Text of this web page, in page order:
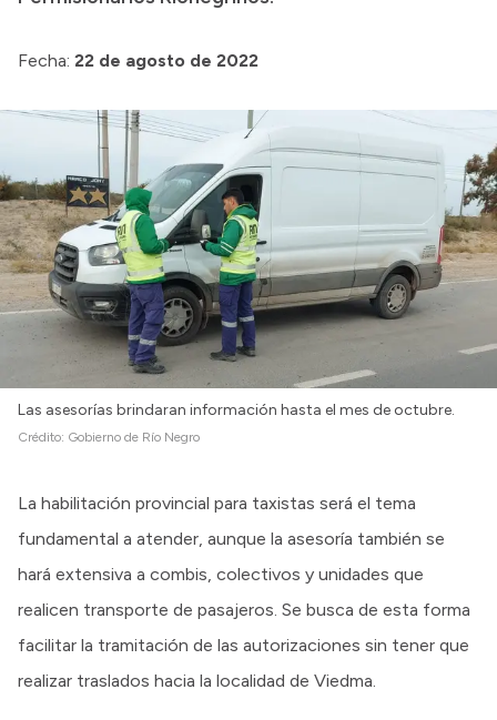
Compras y licitaciones
Consulta de expedientes
Consulta de pago a proveedores
Convocatorias
Intranet
Login
Fecha: 22 de agosto de 2022
Las asesorías brindaran información hasta el mes de octubre.
Crédito: Gobierno de Río Negro
La habilitación provincial para taxistas será el tema
fundamental a atender, aunque la asesoría también se
hará extensiva a combis, colectivos y unidades que
realicen transporte de pasajeros. Se busca de esta forma
facilitar la tramitación de las autorizaciones sin tener que
realizar traslados hacia la localidad de Viedma.